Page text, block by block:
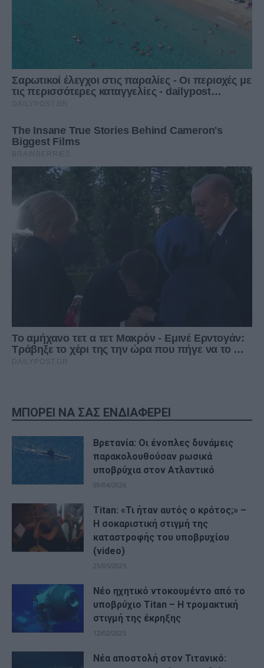
ΜΠΟΡΕΙ ΝΑ ΣΑΣ ΕΝΔΙΑΦΕΡΕΙ
Βρετανία: Οι ένοπλες δυνάμεις
παρακολουθούσαν ρωσικά
υποβρύχια στον Ατλαντικό
09/04/2026
Titan: «Τι ήταν αυτός ο κρότος;» –
Η σοκαριστική στιγμή της
καταστροφής του υποβρυχίου
(video)
23/05/2025
Νέο ηχητικό ντοκουμέντο από το
υποβρύχιο Titan – Η τρομακτική
στιγμή της έκρηξης
12/02/2025
Νέα αποστολή στον Τιτανικό: